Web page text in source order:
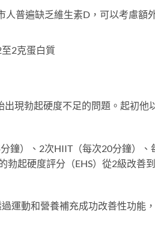
人普遍缺乏維生素D，可以考慮額
2克蛋白質
現勃起硬度不足的問題。起初他
鐘）、2次HIIT（每次20分鐘）、
勃起硬度評分（EHS）從2級改善
運動和營養補充成功改善性功能，